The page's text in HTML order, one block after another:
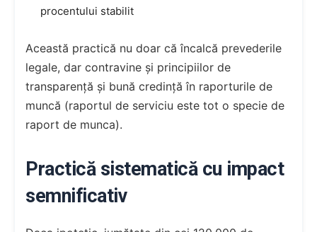
procentului stabilit
Această practică nu doar că încalcă prevederile
legale, dar contravine și principiilor de
transparență și bună credință în raporturile de
muncă (raportul de serviciu este tot o specie de
raport de munca).
Practică sistematică cu impact
semnificativ